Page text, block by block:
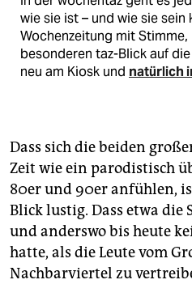
wie sie ist – und wie sie sein
Wochenzeitung mit
besonderen taz-Blick auf
neu am Kiosk und natürlich
Dass sich die beiden
Zeit wie ein parodistisch
80er und 90er anfühlen,
Blick lustig. Dass etwa die
und anderswo bis heute
hatte, als die Leute vom
Nachbarviertel zu